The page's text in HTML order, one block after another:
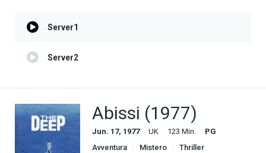
Server1
Server2
Abissi (1977)
Jun. 17, 1977 UK 123 Min.
PG
Avventura
Mistero Thriller